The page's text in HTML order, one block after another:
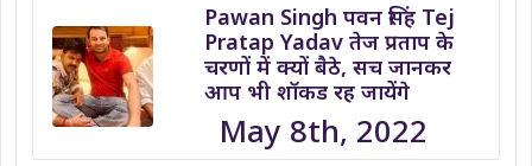
Pawan Singh पवन सिंह Tej
Pratap Yadav तेज प्रताप के
चरणों में क्यों बैठे, सच जानकर
आप भी शॉकड रह जायेंगे
May 8th, 2022